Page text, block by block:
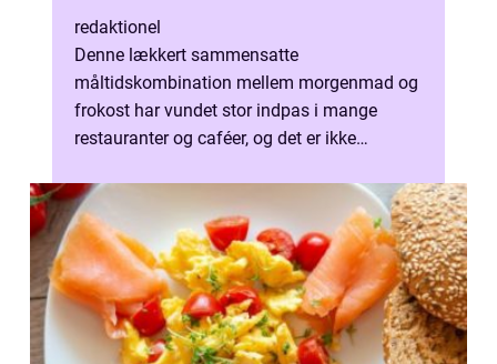
redaktionel
Denne lækkert sammensatte
måltidskombination mellem morgenmad og
frokost har vundet stor indpas i mange
restauranter og caféer, og det er ikke
artikel vil vi ud...